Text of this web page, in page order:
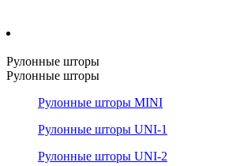
Рулонные шторы
Рулонные шторы
Рулонные шторы MINI
Рулонные шторы UNI-1
Рулонные шторы UNI-2